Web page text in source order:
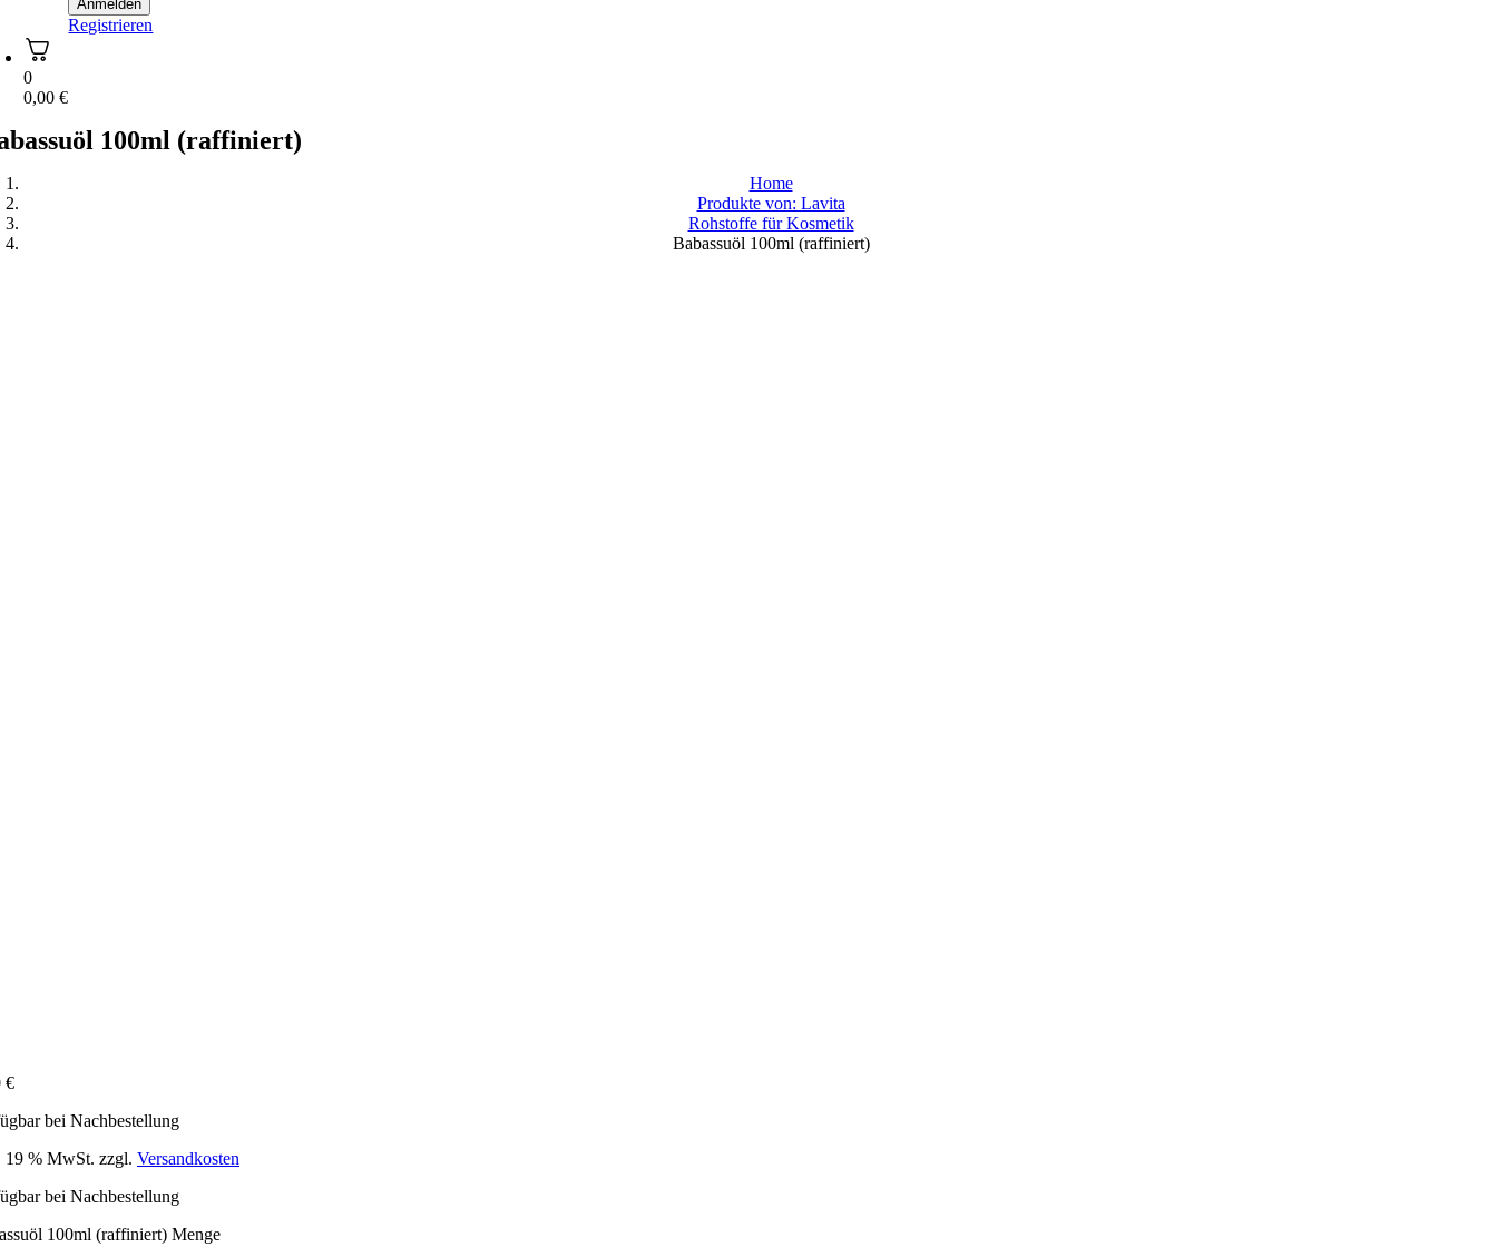
Registrieren
0
0,00€
100ml (raffiniert)
Home
Produkte von: Lavita
Rohstoffe für Kosmetik
Babassuöl 100ml (raffiniert)
€
bei Nachbestellung
19 % MwSt. zzgl. Versandkosten
bei Nachbestellung
100ml (raffiniert) Menge